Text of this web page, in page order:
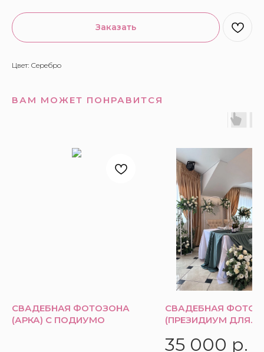
Заказать
Цвет: Серебро
ВАМ МОЖЕТ ПОНРАВИТСЯ
СВАДЕБНАЯ ФОТОЗОНА
(АРКА) С ПОДИУМО
СВАДЕБНАЯ
(ПРЕЗИДИУМ ДЛЯ
35 000 р.